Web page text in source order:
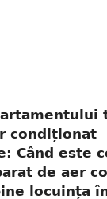
condiționat
Când este
de aer
locuința